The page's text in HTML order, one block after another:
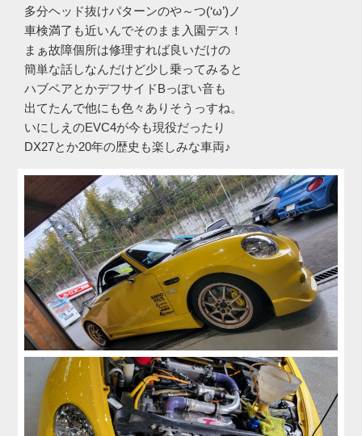
多分ヘッド抜けパターンのや～つ(‘ω’)ノ
車検満了も近いんでそのまま入園デス！
まぁ故障個所は修理すれば良いだけの
簡単な話しなんだけど少し乗ってみると
ハブベアとかデフサイドBっぽい音も
出てたんで他にも色々ありそうっすね。
いにしえのEVC4が今も現役だったり
DX27とか20年の歴史も楽しみな車両♪